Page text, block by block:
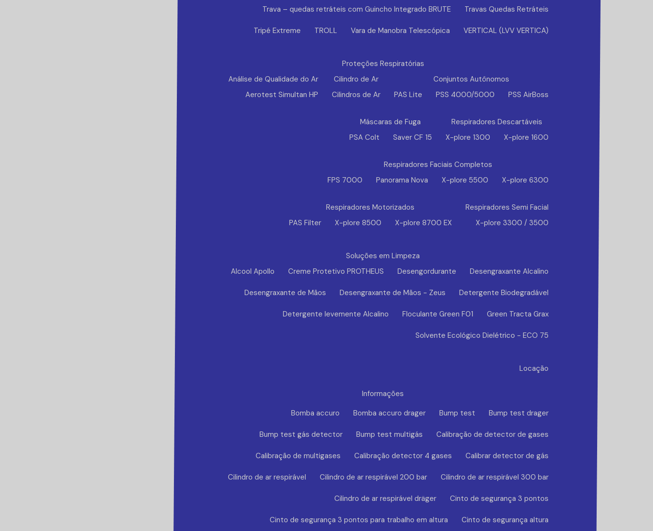
Trava – quedas retráteis com Guincho Integrado BRUTE Travas Quedas Retráteis
Tripé Extreme TROLL Vara de Manobra Telescópica VERTICAL (LVV VERTICA)
Proteções Respiratórias
Análise de Qualidade do Ar
Aerotest Simultan HP
Cilindro de Ar
Cilindros de Ar
Conjuntos Autônomos
PAS Lite
PSS 4000/5000 PSS AirBoss
Máscaras de Fuga
PSA Colt
Saver CF 15
Respiradores Descartáveis
X-plore 1300
X-plore 1600
Respiradores Faciais Completos
FPS 7000
Panorama Nova X-plore 5500 X-plore 6300
Respiradores Motorizados
PAS Filter
X-plore 8500 X-plore 8700 EX
Respiradores Semi Facial
X-plore 3300 / 3500
Soluções em Limpeza
Alcool Apollo
Creme Protetivo PROTHEUS Desengordurante Desengraxante Alcalino
Desengraxante de Mãos Desengraxante de Mãos - Zeus Detergente Biodegradável
Detergente levemente Alcalino Floculante Green F01 Green Tracta Grax
Solvente Ecológico Dielétrico - ECO 75
Locação
Informações
Bomba accuro
Bomba accuro drager Bump test Bump test drager
Bump test gás detector Bump test multigás Calibração de detector de gases
Calibração de multigases Calibração detector 4 gases Calibrar detector de gás
Cilindro de ar respirável Cilindro de ar respirável 200 bar Cilindro de ar respirável 300 bar
Cilindro de ar respirável dräger Cinto de segurança 3 pontos
Cinto de segurança 3 pontos para trabalho em altura Cinto de segurança altura